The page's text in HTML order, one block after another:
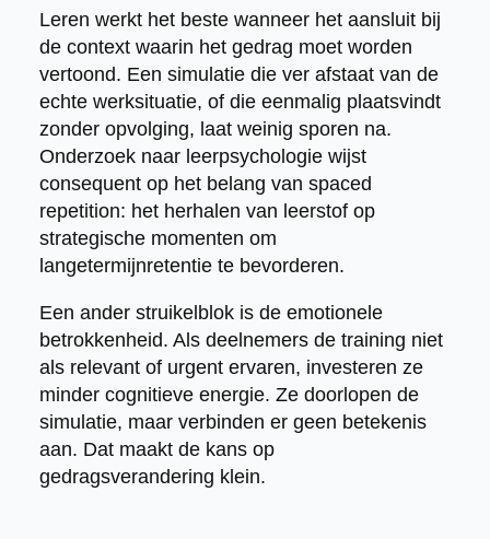
Leren werkt het beste wanneer het aansluit bij
de context waarin het gedrag moet worden
vertoond. Een simulatie die ver afstaat van de
echte werksituatie, of die eenmalig plaatsvindt
zonder opvolging, laat weinig sporen na.
Onderzoek naar leerpsychologie wijst
consequent op het belang van spaced
repetition: het herhalen van leerstof op
strategische momenten om
langetermijnretentie te bevorderen.
Een ander struikelblok is de emotionele
betrokkenheid. Als deelnemers de training niet
als relevant of urgent ervaren, investeren ze
minder cognitieve energie. Ze doorlopen de
simulatie, maar verbinden er geen betekenis
aan. Dat maakt de kans op
gedragsverandering klein.